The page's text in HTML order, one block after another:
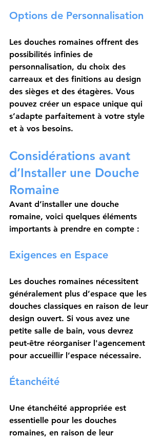
Options de Personnalisation
Les douches romaines offrent des
possibilités infinies de
personnalisation, du choix des
carreaux et des finitions au design
des sièges et des étagères. Vous
pouvez créer un espace unique qui
s’adapte parfaitement à votre style
et à vos besoins.
Considérations avant
d’Installer une Douche
Romaine
Avant d’installer une douche
romaine, voici quelques éléments
importants à prendre en compte :
Exigences en Espace
Les douches romaines nécessitent
généralement plus d’espace que les
douches classiques en raison de leur
design ouvert. Si vous avez une
petite salle de bain, vous devrez
peut-être réorganiser l'agencement
pour accueillir l’espace nécessaire.
Étanchéité
Une étanchéité appropriée est
essentielle pour les douches
romaines, en raison de leur